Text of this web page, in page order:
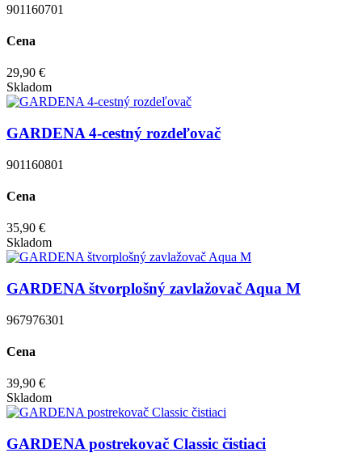
901160701
Cena
29,90 €
Skladom
GARDENA 4-cestný rozdeľovač
901160801
Cena
35,90 €
Skladom
GARDENA štvorplošný zavlažovač Aqua M
967976301
Cena
39,90 €
Skladom
GARDENA postrekovač Classic čistiaci